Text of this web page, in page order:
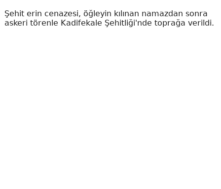
Şehit erin cenazesi, öğleyin kılınan namazdan sonra
askeri törenle Kadifekale Şehitliği'nde toprağa verildi.